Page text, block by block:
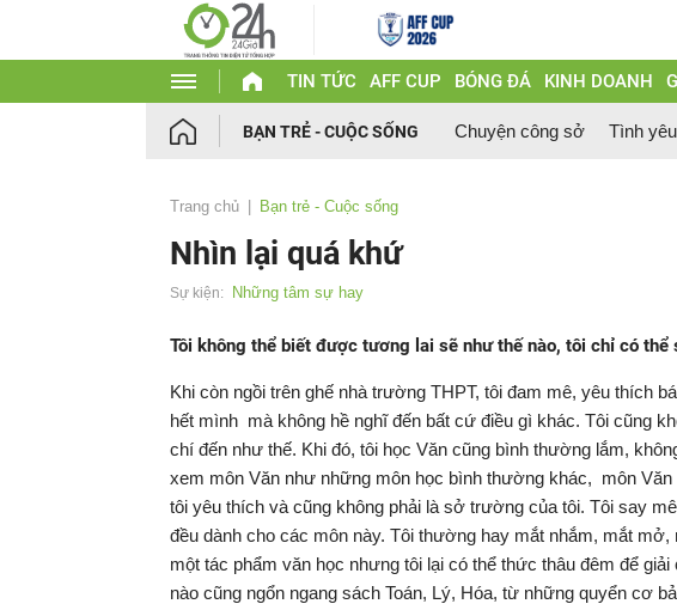
TIN TỨC AFF CUP BÓNG ĐÁ KINH DOANH
BẠN TRẺ - CUỘC SỐNG Chuyện công sở Tình
Trang chủ Bạn trẻ - Cuộc sống
Nhìn lại quá khứ
Sự kiện: Những tâm sự hay
Tôi không thể biết được tương lai sẽ như thế nào, tôi chỉ có thể
Khi còn ngồi trên ghế nhà trường THPT, tôi đam mê, yêu thích
hết mình mà không hề nghĩ đến bất cứ điều gì khác. Tôi cũng
chí đến như thế. Khi đó, tôi học Văn cũng bình thường lắm,
xem môn Văn như những môn học bình thường khác, môn
tôi yêu thích và cũng không phải là sở trường của tôi. Tôi say
đều dành cho các môn này. Tôi thường hay mắt nhắm, mắt mở,
một tác phẩm văn học nhưng tôi lại có thể thức thâu đêm để
nào cũng ngổn ngang sách Toán, Lý, Hóa, từ những quyển cơ